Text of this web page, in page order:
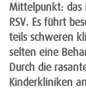
Mittelpunkt: das
RSV. Es führt
teils schweren
selten eine
Durch die
Kinderkliniken